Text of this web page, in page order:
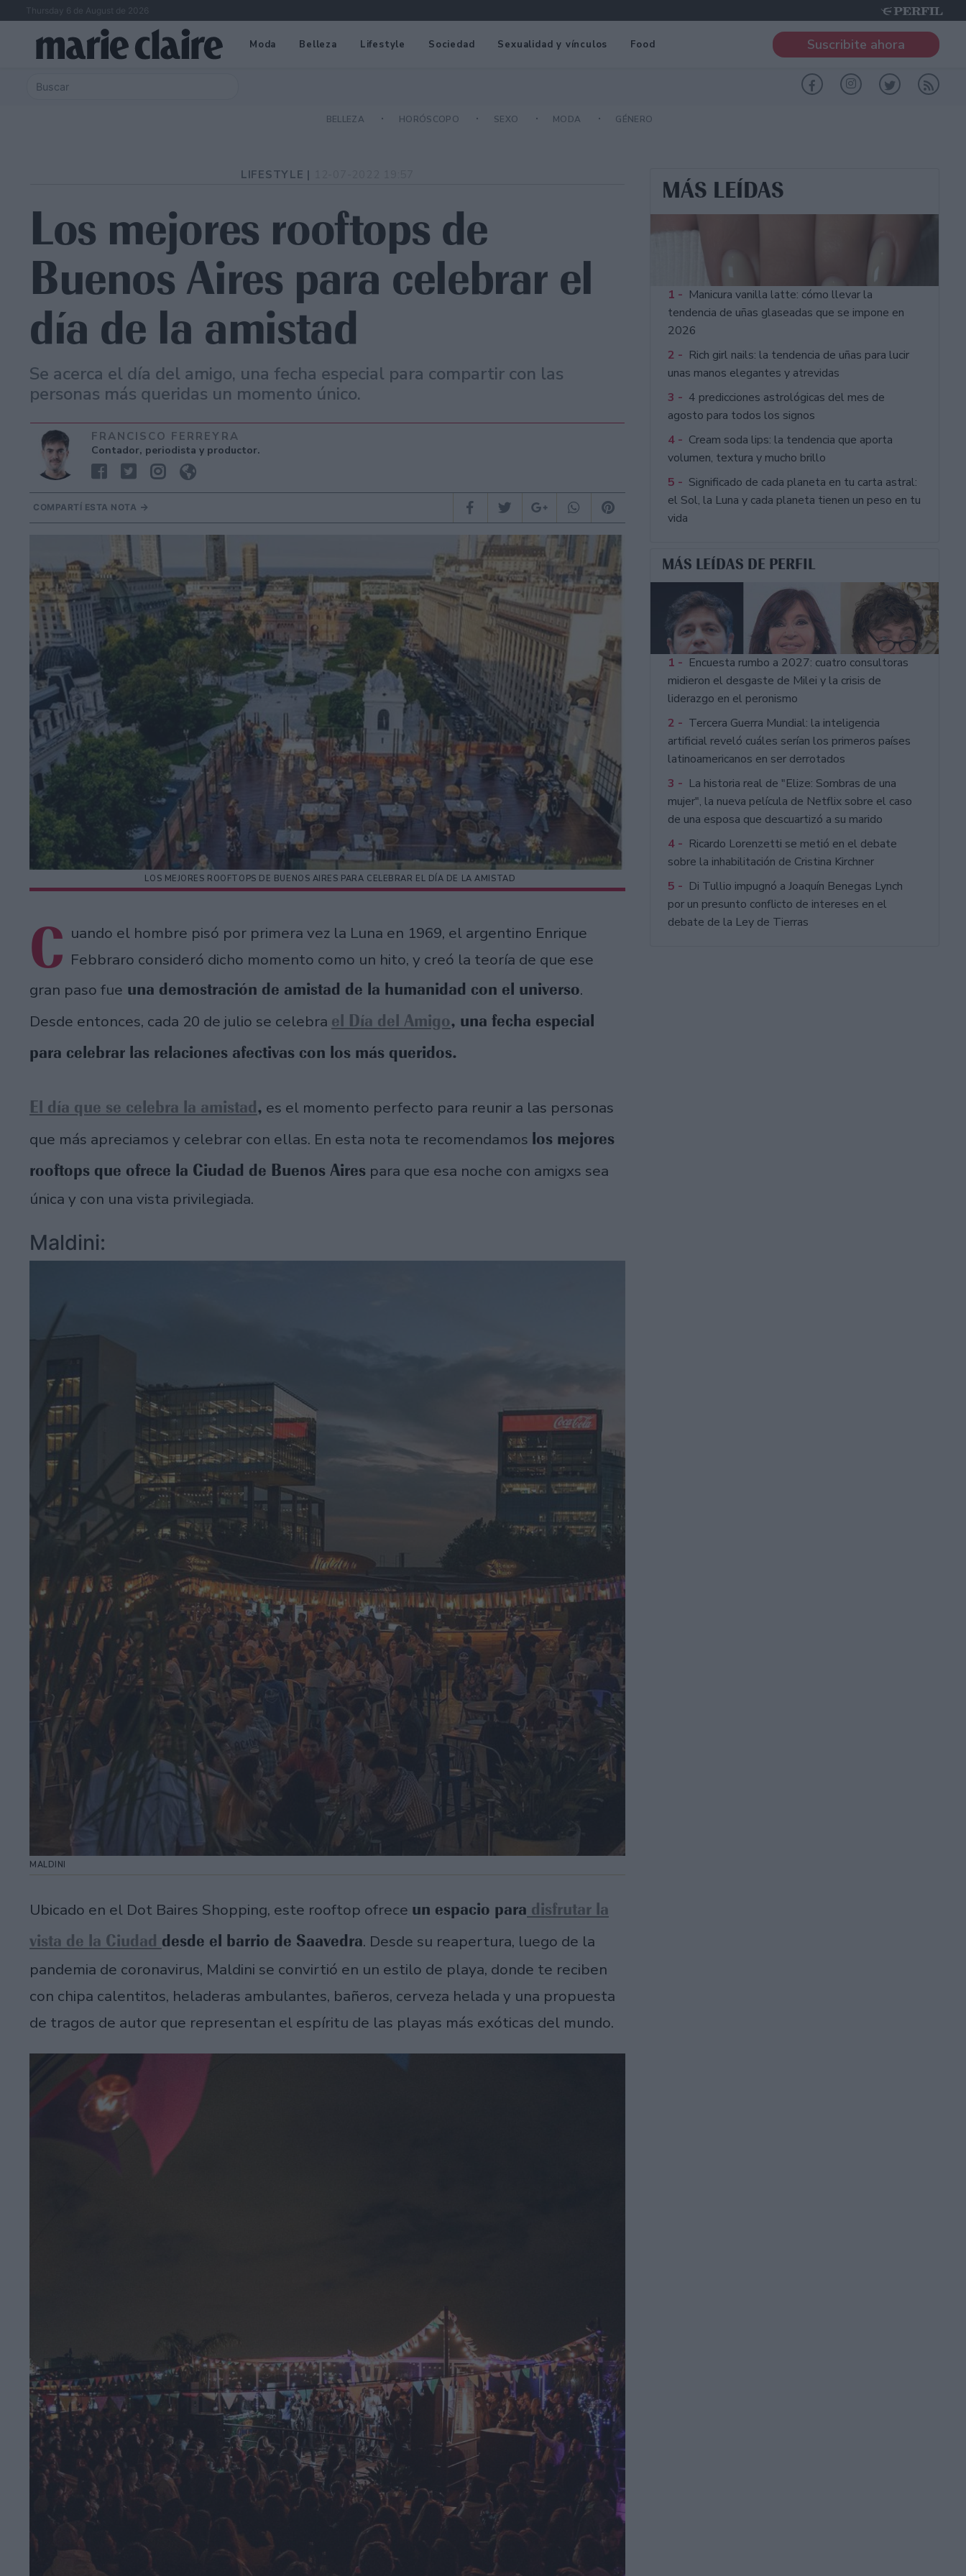
Thursday 6 de August de 2026
Moda Belleza Lifestyle Sociedad Sexualidad y vínculos Food Suscribite ahora
BELLEZA HORÓSCOPO SEXO MODA GÉNERO
LIFESTYLE |
Los mejores rooftops de
Buenos Aires para celebrar el
día de la amistad
Se acerca el día del amigo, una fecha especial para compartir con las
personas más queridas un momento único.
FRANCISCO FERREYRA
Contador, periodista y productor.
COMPARTÍ ESTA NOTA
LOS MEJORES ROOFTOPS DE BUENOS AIRES PARA CELEBRAR EL DÍA DE LA AMISTAD
C uando el hombre pisó por primera vez la Luna en 1969, el argentino Enrique
Febbraro consideró dicho momento como un hito, y creó la teoría de que ese
gran paso fue una demostración de amistad de la humanidad con el universo.
Desde entonces, cada 20 de julio se celebra el Día del Amigo, una fecha especial
para celebrar las relaciones afectivas con los más queridos.
El día que se celebra la amistad, es el momento perfecto para reunir a las personas
que más apreciamos y celebrar con ellas. En esta nota te recomendamos los mejores
rooftops que ofrece la Ciudad de Buenos Aires para que esa noche con amigxs sea
única y con una vista privilegiada.
Maldini:
MALDINI
Ubicado en el Dot Baires Shopping, este rooftop ofrece un espacio para disfrutar la
vista de la Ciudad desde el barrio de Saavedra. Desde su reapertura, luego de la
pandemia de coronavirus, Maldini se convirtió en un estilo de playa, donde te reciben
con chipa calentitos, heladeras ambulantes, bañeros, cerveza helada y una propuesta
de tragos de autor que representan el espíritu de las playas más exóticas del mundo.
MÁS LEÍDAS
1 - Manicura vanilla latte: cómo llevar la
tendencia de uñas glaseadas que se impone en
2026
2 - Rich girl nails: la tendencia de uñas para lucir
unas manos elegantes y atrevidas
3 - 4 predicciones astrológicas del mes de
agosto para todos los signos
4 - Cream soda lips: la tendencia que aporta
volumen, textura y mucho brillo
5 - Significado de cada planeta en tu carta astral:
el Sol, la Luna y cada planeta tienen un peso en tu
vida
MÁS LEÍDAS DE PERFIL
1 - Encuesta rumbo a 2027: cuatro consultoras
midieron el desgaste de Milei y la crisis de
liderazgo en el peronismo
2 - Tercera Guerra Mundial: la inteligencia
artificial reveló cuáles serían los primeros países
latinoamericanos en ser derrotados
3 - La historia real de "Elize: Sombras de una
mujer", la nueva película de Netflix sobre el caso
de una esposa que descuartizó a su marido
4 - Ricardo Lorenzetti se metió en el debate
sobre la inhabilitación de Cristina Kirchner
5 - Di Tullio impugnó a Joaquín Benegas Lynch
por un presunto conflicto de intereses en el
debate de la Ley de Tierras